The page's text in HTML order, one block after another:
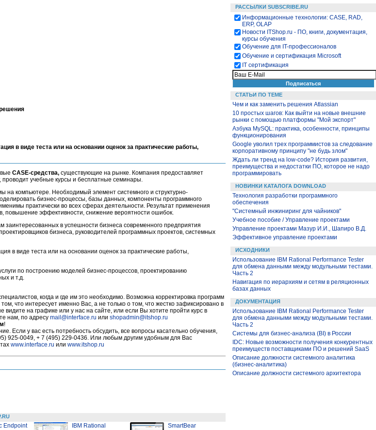
в виде теста или на основании оценок за практические работы,
CASE-средства, существующие на рынке. Компания предоставляет
учебные курсы и бесплатные семинары.
на компьютере. Необходимый элемент системного и структурно-
бизнес-процессы, базы данных, компоненты программного
практически во всех сферах деятельности. Результат применения
повышение эффективности, снижение вероятности ошибок.
в успешности бизнеса современного предприятия
бизнеса, руководителей программных проектов, системных
в виде теста или на основании оценок за практические работы,
по построению моделей бизнес-процессов, проектированию
и т.д.
когда и где им это необходимо. Возможна корректировка программ
что интересует именно Вас, а не только о том, что жестко зафиксировано в
видите на графике или у нас на сайте, или если Вы хотите пройти курс в
нам, по адресу mail@interface.ru или shopadmin@itshop.ru
!
Если у вас есть потребность обсудить, все вопросы касательно обучения,
925-0049, + 7 (495) 229-0436. Или любым другим удобным для Вас
www.interface.ru или www.itshop.ru
Endpoint
IBM Rational
SmartBear
РАССЫЛКИ SUBSCRIBE.RU
Информационные технологии: CASE, RAD,
ERP, OLAP
Новости ITShop.ru - ПО, книги, документация,
курсы обучения
Обучение для IT-профессионалов
Обучение и сертификация Microsoft
IT сертификация
СТАТЬИ ПО ТЕМЕ
Чем и как заменить решения Atlassian
10 простых шагов: Как выйти на новые внешние
рынки с помощью платформы "Мой экспорт"
Азбука MySQL: практика, особенности, принципы
функционирования
Google уволил трех программистов за следование
корпоративному принципу "не будь злом"
Ждать ли тренд на low-code? История развития,
преимущества и недостатки ПО, которое не надо
программировать
НОВИНКИ КАТАЛОГА DOWNLOAD
Технология разработки программного
обеспечения
"Системный инжиниринг для чайников"
Учебное пособие / Управление проектами
Управление проектами Мазур И.И., Шапиро В.Д.
Эффективное управление проектами
ИСХОДНИКИ
Использование IBM Rational Performance Tester
для обмена данными между модульными тестами.
Часть 2
Навигация по иерархиям и сетям в реляционных
базах данных
ДОКУМЕНТАЦИЯ
Использование IBM Rational Performance Tester
для обмена данными между модульными тестами.
Часть 2
Системы для бизнес-анализа (BI) в России
IDC: Новые возможности получения конкурентных
преимуществ поставщиками ПО и решений SaaS
Описание должности системного аналитика
(бизнес-аналитика)
Описание должности системного архитектора